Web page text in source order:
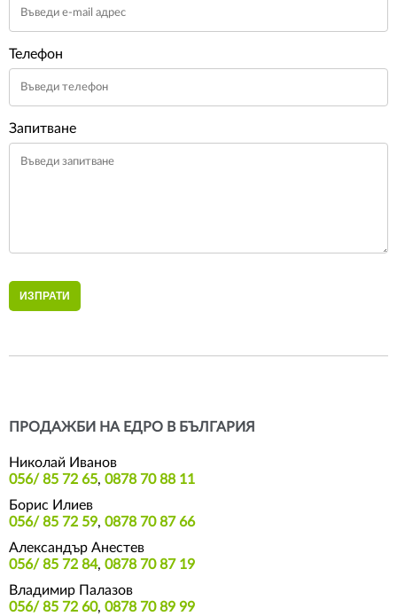
Телефон
Запитване
ПРОДАЖБИ НА ЕДРО В БЪЛГАРИЯ
Николай Иванов
056/ 85 72 65, 0878 70 88 11
Борис Илиев
056/ 85 72 59, 0878 70 87 66
Александър Анестев
056/ 85 72 84, 0878 70 87 19
Владимир Палазов
056/ 85 72 60, 0878 70 89 99